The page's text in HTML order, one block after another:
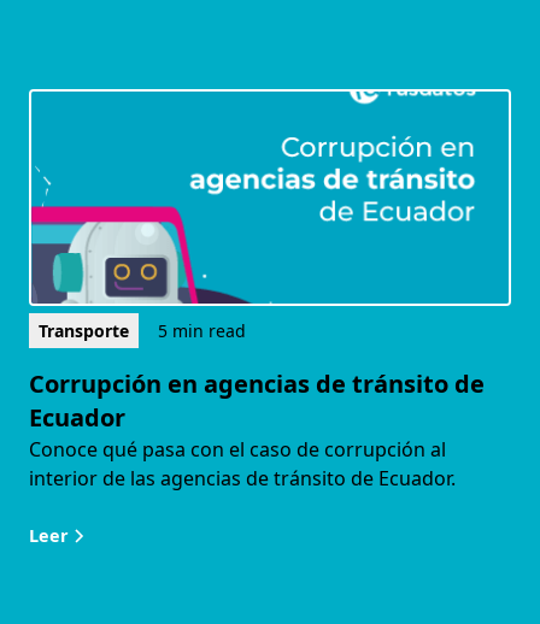
Transporte 5 min read
Corrupción en agencias de tránsito de
Ecuador
Conoce qué pasa con el caso de corrupción al
interior de las agencias de tránsito de Ecuador.
Leer